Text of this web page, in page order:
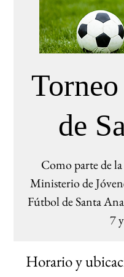
de
Como parte de
Ministerio de
Fútbol de Santa
7
Horario y